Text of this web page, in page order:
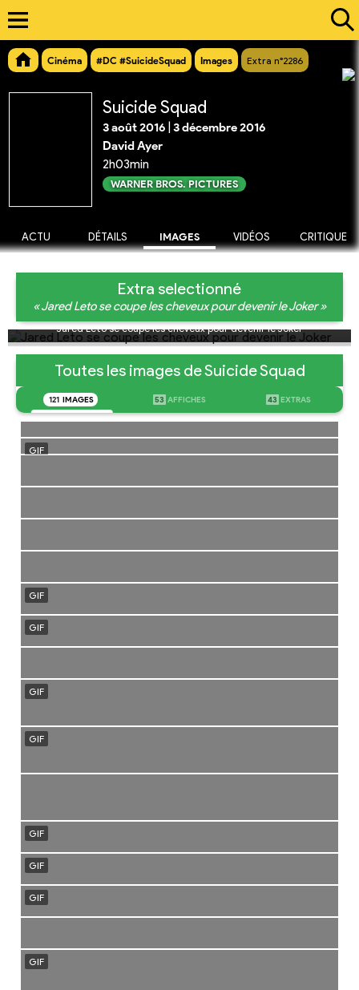
Cinéma #DC #SuicideSquad Images Extra n°2286
Suicide Squad
3 août 2016 3 décembre 2016
David Ayer
2h03min
WARNER BROS. PICTURES
ACTU DÉTAILS IMAGES VIDÉOS CRITIQUE
Extra selectionné
« Jared Leto se coupe les cheveux pour devenir le Joker »
Jared Leto se coupe les cheveux pour devenir le Joker
Toutes les images de Suicide Squad
121 IMAGES 53 AFFICHES 43 EXTRAS